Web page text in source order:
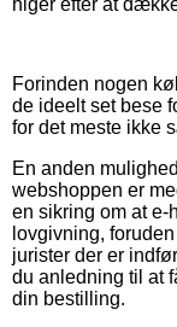
Forinden nogen
de ideelt set bese
for det meste ikke
En anden
webshoppen er
en sikring om at
lovgivning,
jurister der er
du anledning til at
din bestilling.